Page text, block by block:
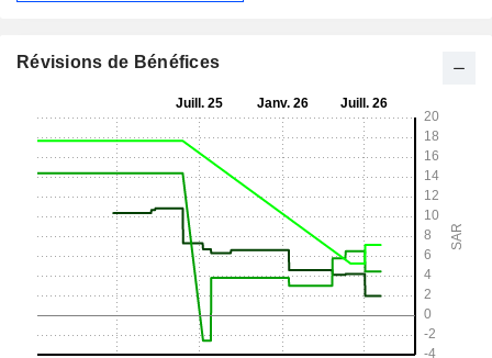
Révisions de Bénéfices